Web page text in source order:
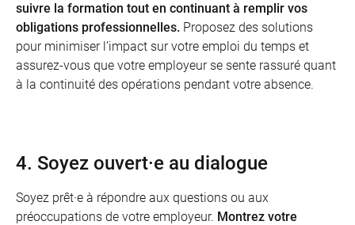
suivre la formation tout en continuant à remplir vos
obligations professionnelles. Proposez des solutions
pour minimiser l’impact sur votre emploi du temps et
assurez-vous que votre employeur se sente rassuré quant
à la continuité des opérations pendant votre absence.
4. Soyez ouvert·e au dialogue
Soyez prêt·e à répondre aux questions ou aux
préoccupations de votre employeur. Montrez votre